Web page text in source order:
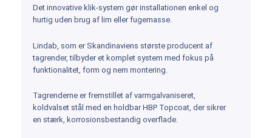
Det innovative klik-system gør installationen enkel og
hurtig uden brug af lim eller fugemasse.
Lindab, som er Skandinaviens største producent af
tagrender, tilbyder et komplet system med fokus på
funktionalitet, form og nem montering.
Tagrenderne er fremstillet af varmgalvaniseret,
koldvalset stål med en holdbar HBP Topcoat, der sikrer
en stærk, korrosionsbestandig overflade.